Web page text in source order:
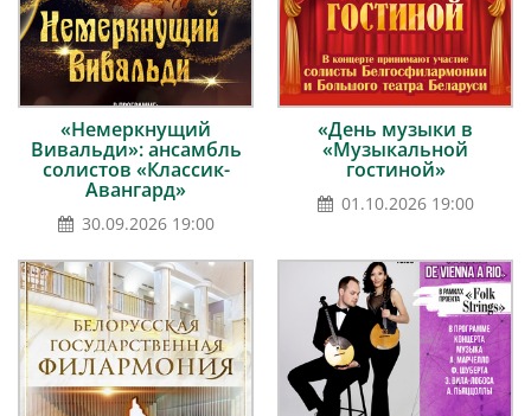
«Немеркнущий
Вивальди»: ансамбль
солистов «Классик-
Авангард»
30.09.2026 19:00
«День музыки в
«Музыкальной
гостиной»
01.10.2026 19:00